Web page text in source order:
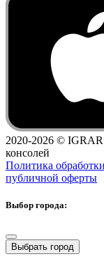
2020-2026 © IGRAR
консолей
Политика
публичной оферты
Выбор города:
Выбрать город